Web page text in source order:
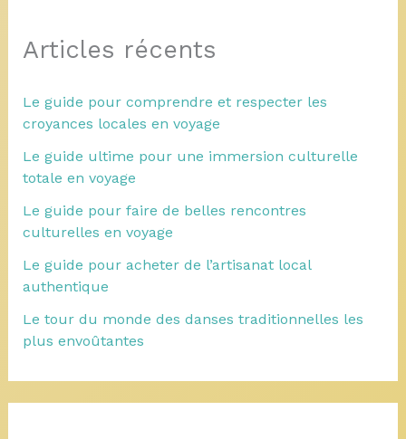
Articles récents
Le guide pour comprendre et respecter les
croyances locales en voyage
Le guide ultime pour une immersion culturelle
totale en voyage
Le guide pour faire de belles rencontres
culturelles en voyage
Le guide pour acheter de l’artisanat local
authentique
Le tour du monde des danses traditionnelles les
plus envoûtantes